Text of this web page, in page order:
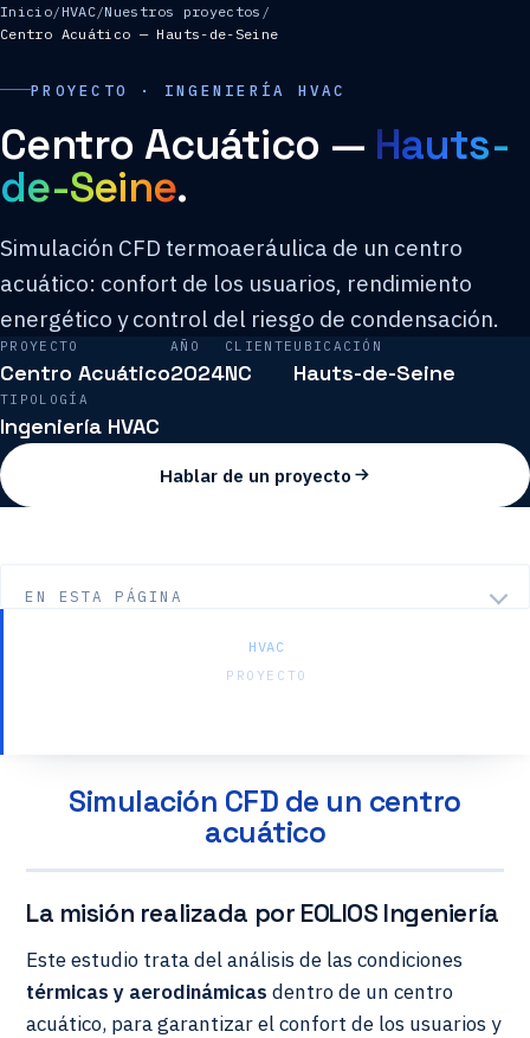
Inicio/ HVAC/Nuestros proyectos /
Centro Acuático — Hauts-de-Seine
PROYECTO · INGENIERÍA HVAC
Centro Acuático — Hauts-
de-Seine.
Simulación CFD termoaeráulica de un centro
acuático: confort de los usuarios, rendimiento
energético y control del riesgo de condensación.
PROYECTO
Centro Acuático
AÑO
2024
CLIENTE
NC
UBICACIÓN
Hauts-de-Seine
TIPOLOGÍA
Ingeniería HVAC
Hablar de un proyecto
HVAC
PROYECTO
EN ESTA PÁGINA
Simulación CFD de un centro
acuático
La misión realizada por EOLIOS Ingeniería
Este estudio trata del análisis de las condiciones
térmicas y aerodinámicas dentro de un centro
acuático, para garantizar el confort de los usuarios y